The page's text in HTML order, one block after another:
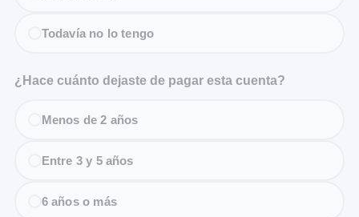
Todavía no lo tengo
¿Hace cuánto dejaste de pagar esta cuenta?
Menos de 2 años
Entre 3 y 5 años
6 años o más